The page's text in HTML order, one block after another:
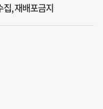
, 재배포금지